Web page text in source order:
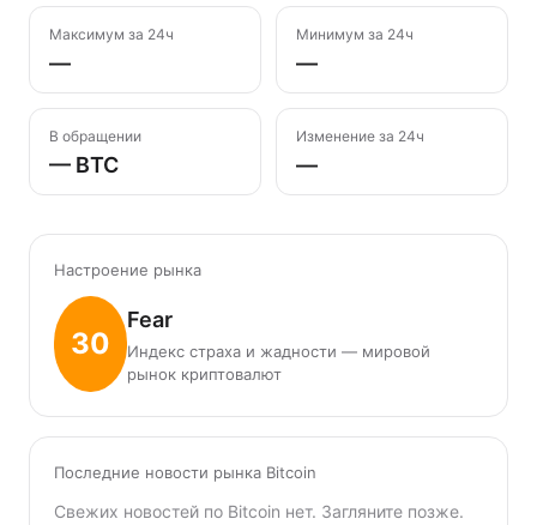
Максимум за 24ч
—
Минимум за 24ч
—
В обращении
— BTC
Изменение за 24ч
—
Настроение рынка
30
Fear
Индекс страха и жадности — мировой
рынок криптовалют
Последние новости рынка Bitcoin
Свежих новостей по Bitcoin нет. Загляните позже.